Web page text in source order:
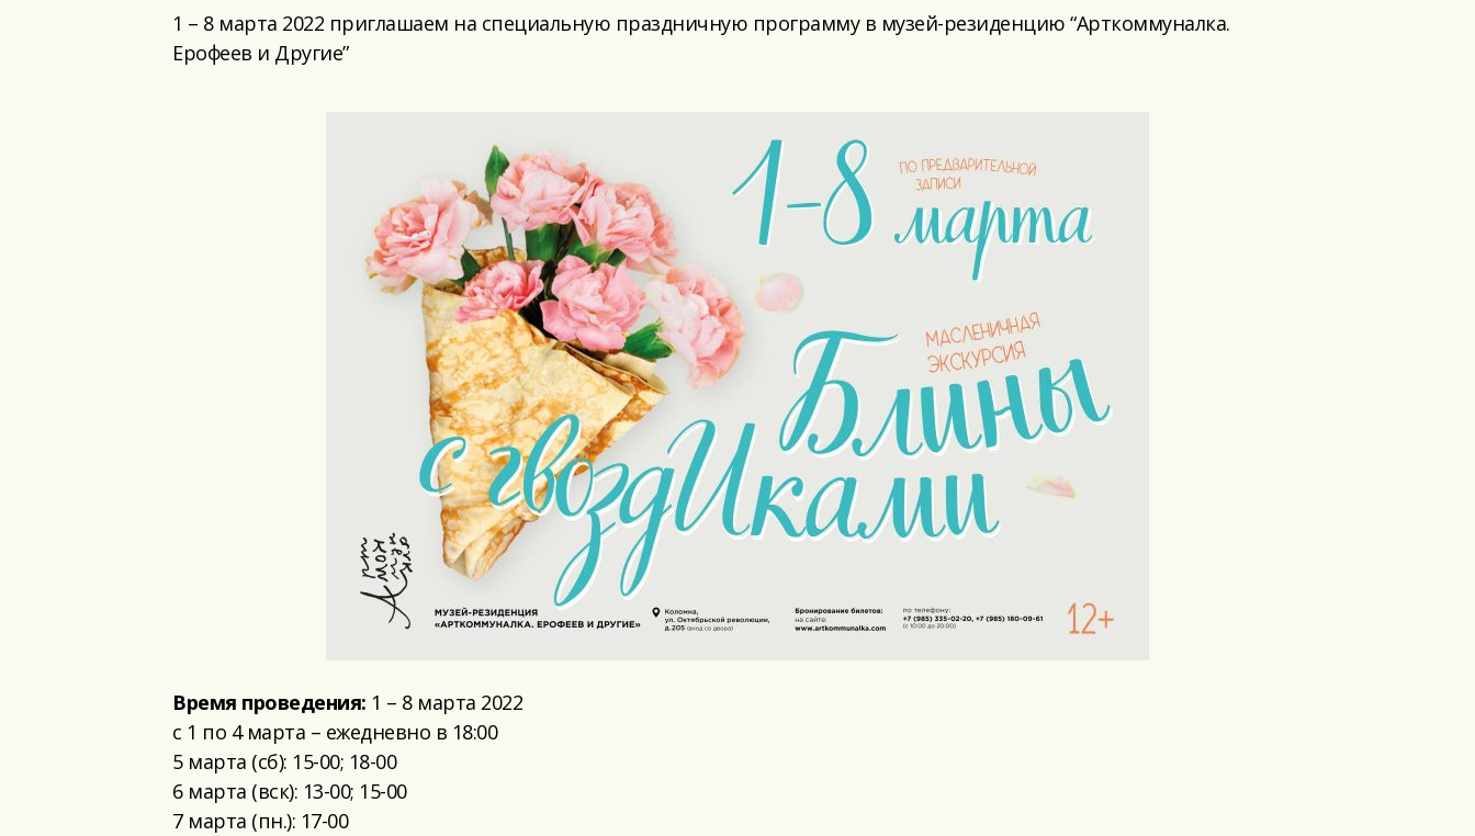
1 – 8 марта 2022 приглашаем на специальную праздничную программу в музей-резиденцию “Арткоммуналка.
Ерофеев и Другие”
Время проведения: 1 – 8 марта 2022
с 1 по 4 марта – ежедневно в 18:00
5 марта (сб): 15-00; 18-00
6 марта (вск): 13-00; 15-00
7 марта (пн.): 17-00